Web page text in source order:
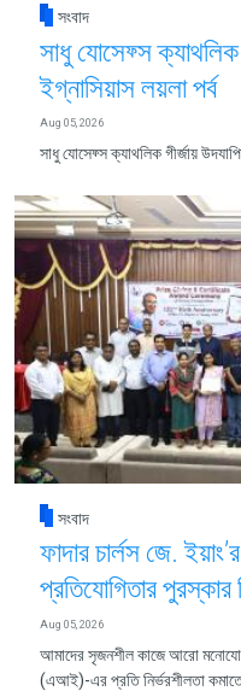
সংবাদ
সাধু যোসেফ্স ক্যাথলিক
ইগ্নাসিয়াস লয়লা পর্ব
Aug 05, 2026
সাধু যোসেফ্স ক্যাথলিক গীর্জায়
সংবাদ
ফাদার চার্লস জে.
প্রতিযোগিতার পুরস্কার
Aug 05, 2026
আমাদের সৃজনশীল কাজে আরো
(এআই)-এর প্রতি নির্ভরশীলতা